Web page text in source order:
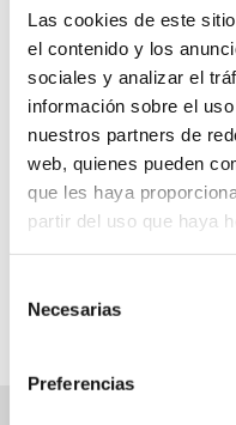
Las cookies de este
el contenido y los
sociales y analizar el
información sobre el
nuestros partners de
web, quienes pueden
que les haya
partir del uso que haya
Necesarias
Preferencias
cultura@ayto-
Entrada lliure
De dilluns a
Diumenges i